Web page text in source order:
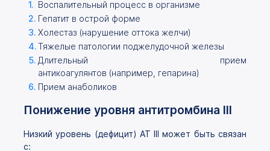
Воспалительный процесс в организме
Гепатит в острой форме
Холестаз (нарушение оттока желчи)
Тяжелые патологии поджелудочной железы
Длительный прием
антикоагулянтов (например, гепарина)
Прием анаболиков
Понижение уровня антитромбина III
Низкий уровень (дефицит) АТ III может быть связан
с: